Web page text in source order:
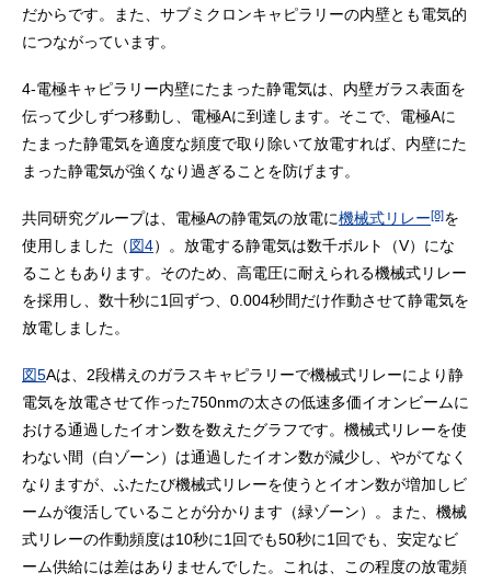
だからです。また、サブミクロンキャピラリーの内壁とも電気的
につながっています。
4-電極キャピラリー内壁にたまった静電気は、内壁ガラス表面を
伝って少しずつ移動し、電極Aに到達します。そこで、電極Aに
たまった静電気を適度な頻度で取り除いて放電すれば、内壁にた
まった静電気が強くなり過ぎることを防げます。
共同研究グループは、電極Aの静電気の放電に機械式リレー[8]を
使用しました（図4）。放電する静電気は数千ボルト（V）にな
ることもあります。そのため、高電圧に耐えられる機械式リレー
を採用し、数十秒に1回ずつ、0.004秒間だけ作動させて静電気を
放電しました。
図5Aは、2段構えのガラスキャピラリーで機械式リレーにより静
電気を放電させて作った750nmの太さの低速多価イオンビームに
おける通過したイオン数を数えたグラフです。機械式リレーを使
わない間（白ゾーン）は通過したイオン数が減少し、やがてなく
なりますが、ふたたび機械式リレーを使うとイオン数が増加しビ
ームが復活していることが分かります（緑ゾーン）。また、機械
式リレーの作動頻度は10秒に1回でも50秒に1回でも、安定なビ
ーム供給には差はありませんでした。これは、この程度の放電頻